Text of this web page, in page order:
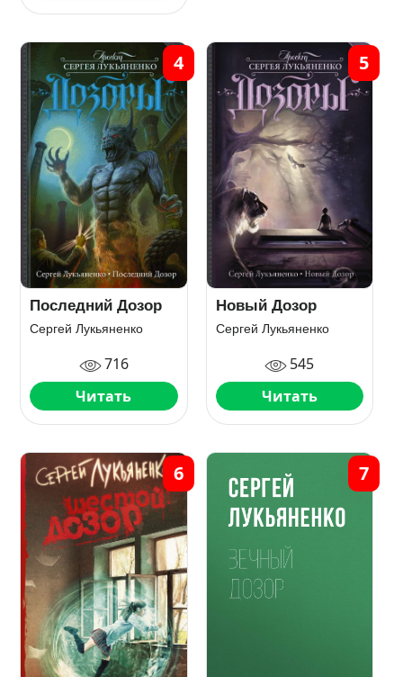
Последний Дозор
Сергей Лукьяненко
716
Читать
4
Новый Дозор
Сергей Лукьяненко
545
Читать
5
6 7